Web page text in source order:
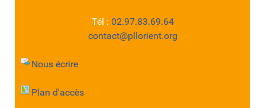
Tél : 02.97.83.69.64
contact@pllorient.org
Nous écrire
Plan d'accès